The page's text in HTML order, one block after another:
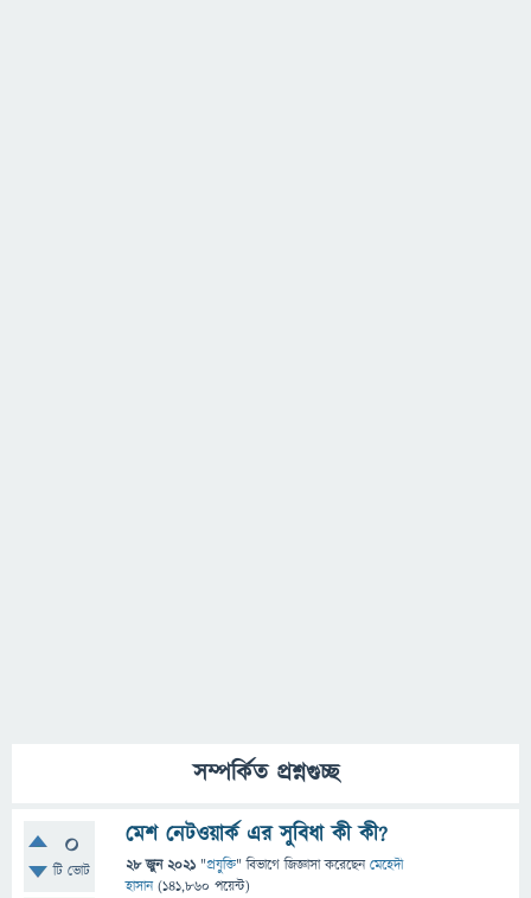
সম্পর্কিত প্রশ্নগুচ্ছ
0
টি ভোট
মেশ নেটওয়ার্ক এর সুবিধা কী কী?
28 জুন 2021 "প্রযুক্তি" বিভাগে জিজ্ঞাসাকরেছেনমেহেদী
হাসান (141,860 পয়েন্ট)